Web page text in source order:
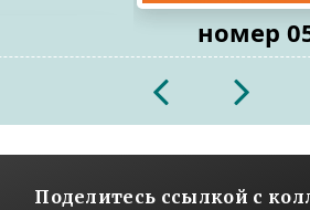
номер
2026
Поделитесь ссылкой с